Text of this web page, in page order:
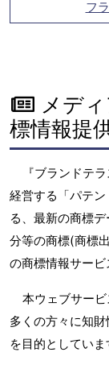
フ
メデ
標情報提
『ブランドテ
経営する「パテ
る、最新の商標
分等の商標(商標
の商標情報サービ
本ウェブサービ
多くの方々に知
を目的としていま